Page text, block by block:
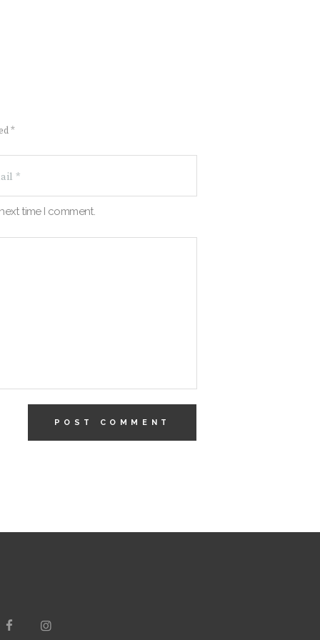
*
time I comment.